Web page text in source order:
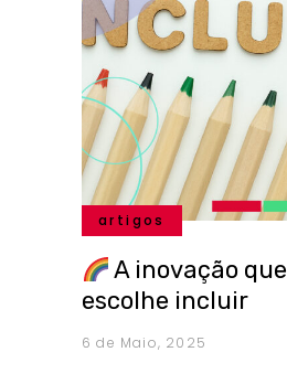
artigos
A inovação que
escolhe incluir
6 de Maio, 2025